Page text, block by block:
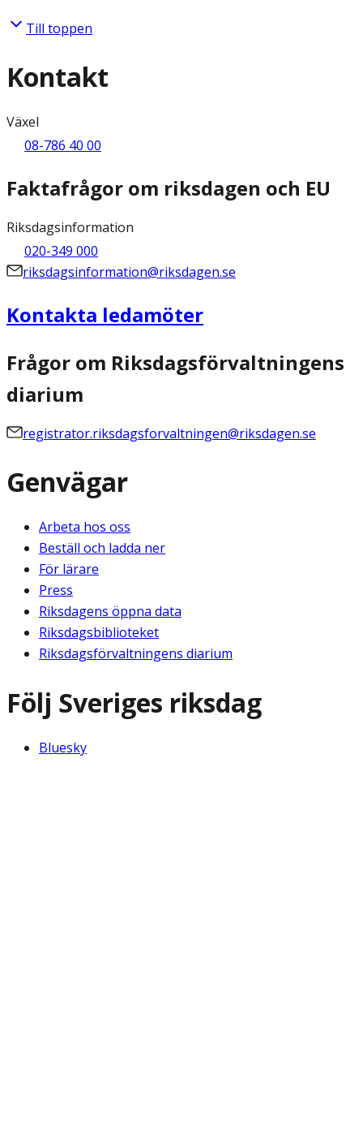
Till toppen
Kontakt
Växel
08-786 40 00
Faktafrågor om riksdagen och EU
Riksdagsinformation
020-349 000
riksdagsinformation@riksdagen.se
Kontakta ledamöter
Frågor om Riksdagsförvaltningens
diarium
registrator.riksdagsforvaltningen@riksdagen.se
Genvägar
Arbeta hos oss
Beställ och ladda ner
För lärare
Press
Riksdagens öppna data
Riksdagsbiblioteket
Riksdagsförvaltningens diarium
Följ Sveriges riksdag
Bluesky